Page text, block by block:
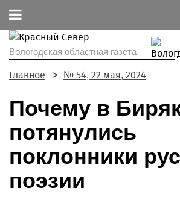
Вологодская областная газета.
Главное № 54, 22 мая, 2024
Почему в
потянулись
поклонники
поэзии